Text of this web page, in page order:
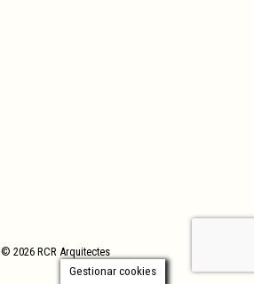
© 2026 RCR Arquitectes
Gestionar cookies